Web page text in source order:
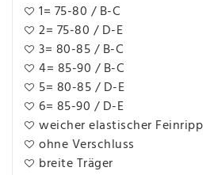
1= 75-80 / B-C
2= 75-80 / D-E
3= 80-85 / B-C
4= 85-90 / B-C
5= 80-85 / D-E
6= 85-90 / D-E
weicher elastischer Feinripp
ohne Verschluss
breite Träger